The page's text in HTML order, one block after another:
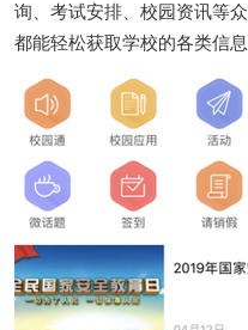
询、考试安排、校园资讯等
都能轻松获取学校的各类信息